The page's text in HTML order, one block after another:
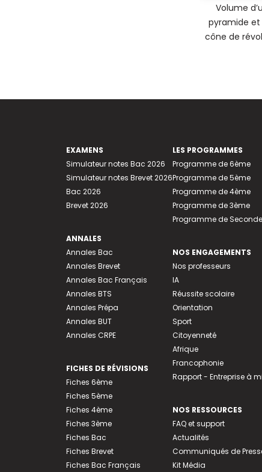
Volume
pyramide et
cône de
EXAMENS
Simulateur notes Bac 2026
Simulateur notes Brevet 2026
Bac 2026
Brevet 2026
ANNALES
Annales Bac
Annales Brevet
Annales Bac Français
Annales BTS
Annales Prépa
Annales BUT
Annales CRPE
FICHES DE RÉVISIONS
Fiches 6ème
Fiches 5ème
Fiches 4ème
Fiches 3ème
Fiches Bac
Fiches Brevet
Fiches Bac Français
LES PROGRAMMES
Programme de 6ème
Programme de 5ème
Programme de 4ème
Programme de 3ème
Programme de Seconde
NOS ENGAGEMENTS
Nos professeurs
IA
Réussite scolaire
Orientation
Sport
Citoyenneté
Afrique
Francophonie
Rapport - Entreprise à
NOS RESSOURCES
FAQ et support
Actualités
Communiqués de
Kit Média